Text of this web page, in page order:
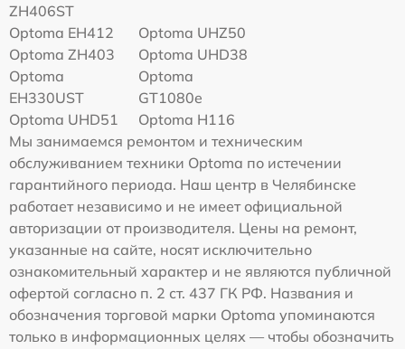
ZH406ST
Optoma EH412
Optoma UHZ50
Optoma ZH403
Optoma UHD38
Optoma
EH330UST
Optoma
GT1080e
Optoma UHD51
Optoma H116
Мы занимаемся ремонтом и техническим
обслуживанием техники Optoma по истечении
гарантийного периода. Наш центр в Челябинске
работает независимо и не имеет официальной
авторизации от производителя. Цены на ремонт,
указанные на сайте, носят исключительно
ознакомительный характер и не являются публичной
офертой согласно п. 2 ст. 437 ГК РФ. Названия и
обозначения торговой марки Optoma упоминаются
только в информационных целях — чтобы обозначить